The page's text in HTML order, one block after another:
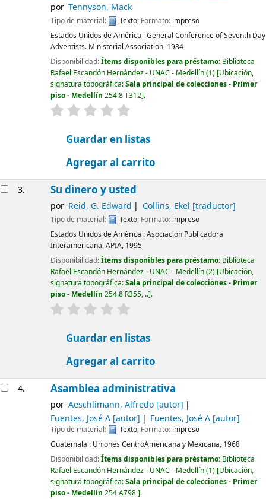
por Tennyson, Mack
Tipo de material: Texto; Formato: impreso
Estados Unidos de América :General Conference of Seventh Day
Adventists. Ministerial Association, 1984
Disponibilidad:Ítems disponibles para préstamo: Biblioteca
Rafael Escandón Hernández - UNAC - Medellín(1) Ubicación,
signatura topográfica:Sala principal de colecciones - Primer
piso - Medellín 254.8 T312 .
valoración
Guardar en listas
Agregar al carrito
3. Su dinero y usted
por Reid, G. Edward Collins, Ekel [traductor]
Tipo de material: Texto; Formato: impreso
Estados Unidos de América :Asociación Publicadora
Interamericana. APIA, 1995
Disponibilidad:Ítems disponibles para préstamo: Biblioteca
Rafael Escandón Hernández - UNAC - Medellín(2) Ubicación,
signatura topográfica:Sala principal de colecciones - Primer
piso - Medellín 254.8 R355, .. .
valoración
Guardar en listas
Agregar al carrito
4. Asamblea administrativa
por Aeschlimann, Alfredo[autor]
Fuentes, José A[autor] Fuentes, José A [autor]
Tipo de material: Texto; Formato: impreso
Guatemala : Uniones CentroAmericana y Mexicana, 1968
Disponibilidad:Ítems disponibles para préstamo: Biblioteca
Rafael Escandón Hernández - UNAC - Medellín(1) Ubicación,
signatura topográfica:Sala principal de colecciones - Primer
piso - Medellín 254 A798 .